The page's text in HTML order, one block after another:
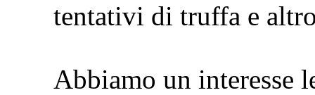
tentativi di truffa e
Abbiamo un interesse